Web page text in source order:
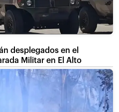
desplegados en el
Militar en El Alto